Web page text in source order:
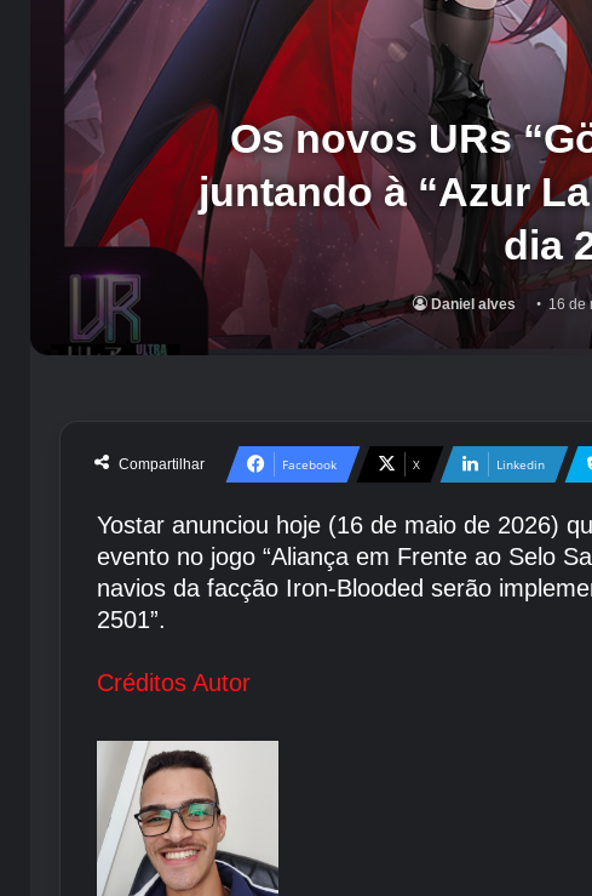
Os novos URs
juntando à “Azur
dia
Daniel alves 16 de
Compartilhar Facebook X Linkedin
Yostar anunciou hoje (16 de maio de 2026)
evento no jogo “Aliança em Frente ao Selo
navios da facção Iron-Blooded serão
2501”.
Créditos Autor